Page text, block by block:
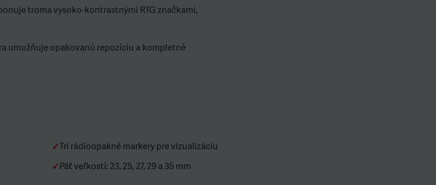
troma vysoko-kontrastnými RTG značkami,
umožňuje opakovanú repozíciu a kompletné
✓Tri rádioopakné markery pre vizualizáciu
✓Päť veľkostí: 23, 25, 27, 29 a 35 mm